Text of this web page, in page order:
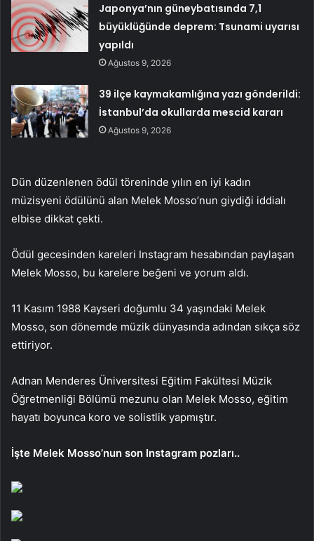
Japonya’nın güneybatısında 7,1
büyüklüğünde deprem: Tsunami uyarısı
yapıldı
Ağustos 9, 2026
39 ilçe kaymakamlığına yazı gönderildi:
İstanbul’da okullarda mescid kararı
Ağustos 9, 2026
Dün düzenlenen ödül töreninde yılın en iyi kadın
müzisyeni ödülünü alan Melek Mosso’nun giydiği iddialı
elbise dikkat çekti.
Ödül gecesinden kareleri Instagram hesabından paylaşan
Melek Mosso, bu karelere beğeni ve yorum aldı.
11 Kasım 1988 Kayseri doğumlu 34 yaşındaki Melek
Mosso, son dönemde müzik dünyasında adından sıkça söz
ettiriyor.
Adnan Menderes Üniversitesi Eğitim Fakültesi Müzik
Öğretmenliği Bölümü mezunu olan Melek Mosso, eğitim
hayatı boyunca koro ve solistlik yapmıştır.
İşte Melek Mosso’nun son Instagram pozları..